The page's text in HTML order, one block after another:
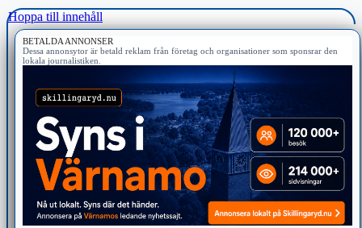
Hoppa till innehåll
BETALDA ANNONSER
Dessa annonsytor är betald reklam från företag och organisationer som sponsrar den
lokala journalistiken.